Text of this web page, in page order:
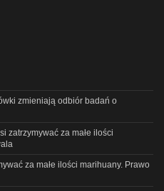
zmieniają odbiór badań o
zatrzymywać za małe ilości
za małe ilości marihuany. Prawo